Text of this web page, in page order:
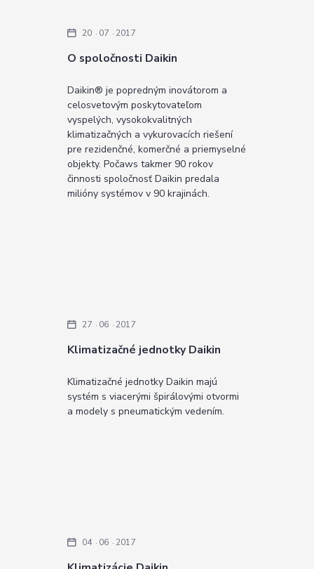
O spoločnosti Daikin
20 07 2017
Daikin® je popredným inovátorom a
celosvetovým poskytovateľom
vyspelých, vysokokvalitných
klimatizačných a vykurovacích riešení
pre rezidenčné, komerčné a priemyselné
objekty. Počaws takmer 90 rokov
činnosti spoločnosť Daikin predala
milióny systémov v 90 krajinách.
Klimatizačné jednotky Daikin
27 06 2017
Klimatizačné jednotky Daikin majú
systém s viacerými špirálovými otvormi
a modely s pneumatickým vedením.
04 06 2017